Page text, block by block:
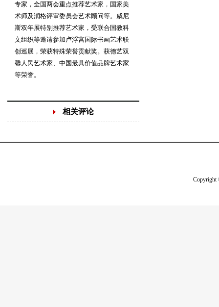
专家，全国两会重点推荐艺术家，国家美
术师及润格评审委员会艺术顾问等。威尼
斯双年展特别推荐艺术家，受联合国教科
文组织等邀请参加卢浮宫国际书画艺术联
创巡展，荣获特殊荣誉贡献奖。获德艺双
馨人民艺术家、中国最具价值品牌艺术家
等荣誉。
相关评论
Copyright